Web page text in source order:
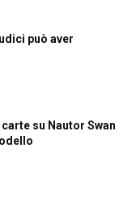
può aver
su Nautor Swan